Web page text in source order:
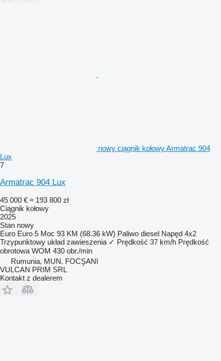
nowy ciągnik kołowy Armatrac 904
Lux
7
Armatrac 904 Lux
45 000 € ≈ 193 800 zł
Ciągnik kołowy
2025
Stan nowy
Euro Euro 5 Moc 93 KM (68.36 kW) Paliwo diesel Napęd 4x2
Trzypunktowy układ zawieszenia ✓ Prędkość 37 km/h Prędkość
obrotowa WOM 430 obr./min
Rumunia, MUN. FOCŞANI
VULCAN PRIM SRL
Kontakt z dealerem